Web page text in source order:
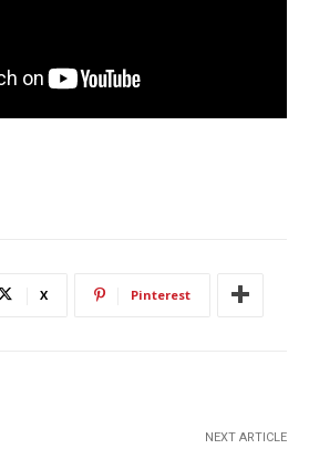
X Pinterest
NEXT ARTICLE